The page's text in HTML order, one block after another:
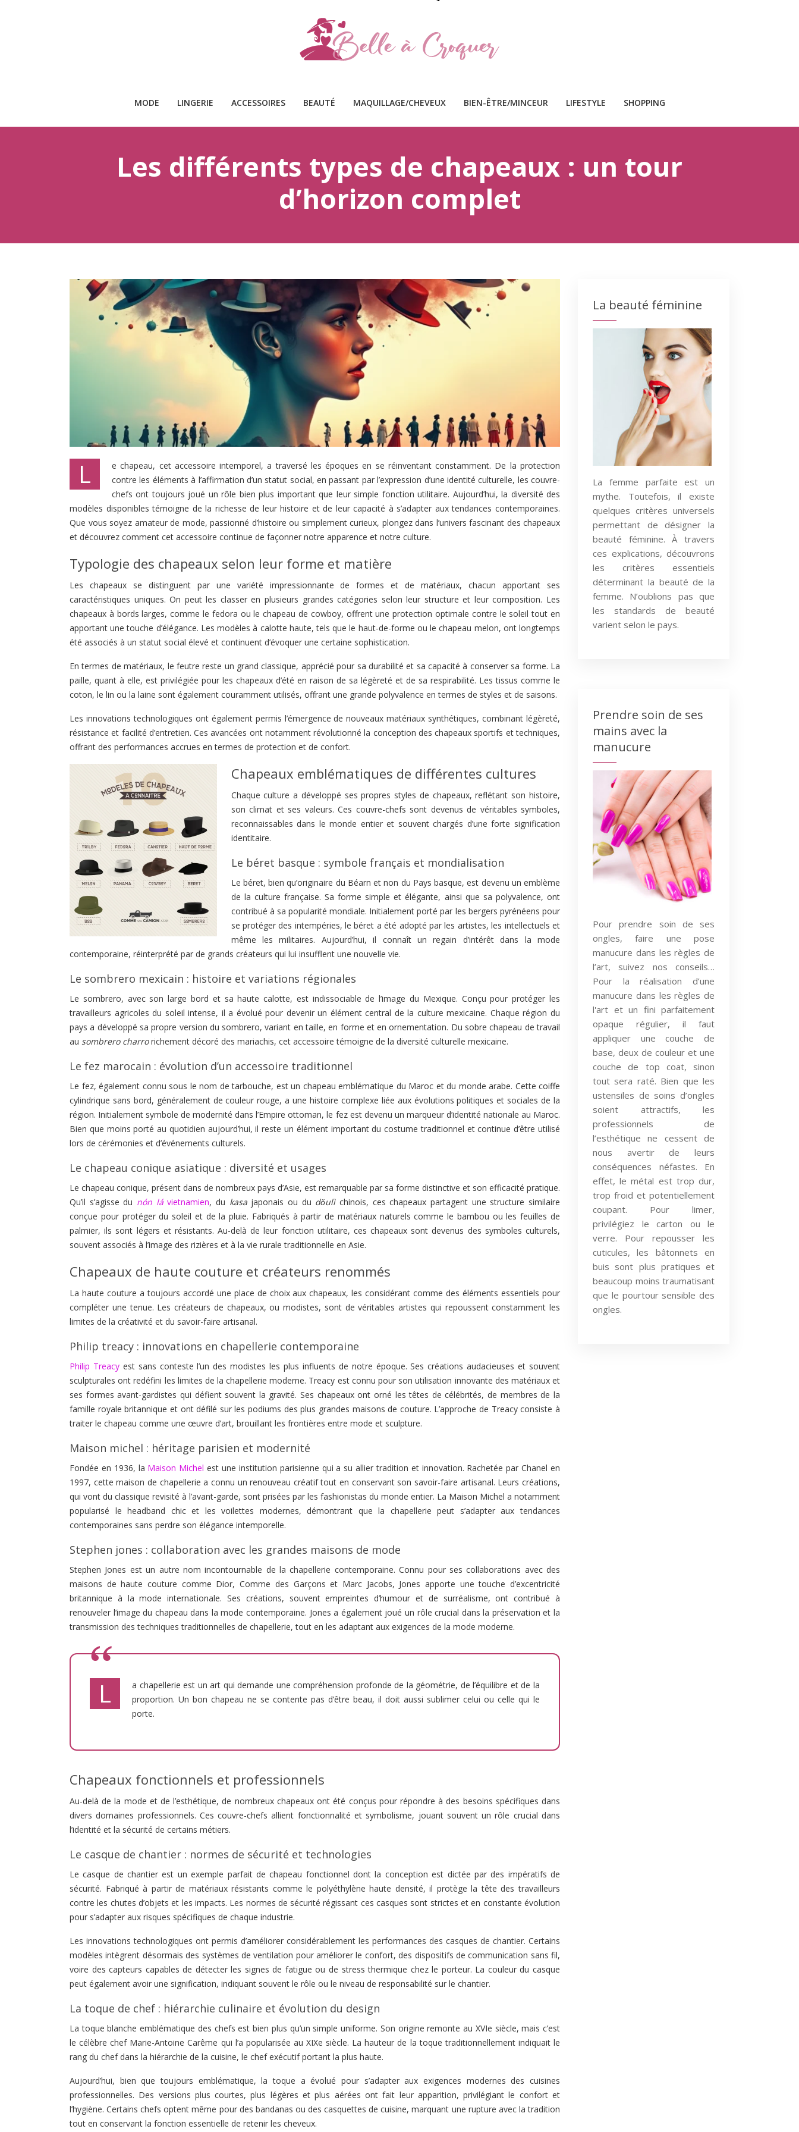
MODE LINGERIE ACCESSOIRES BEAUTÉ MAQUILLAGE/CHEVEUX BIEN-ÊTRE/MINCEUR LIFESTYLE SHOPPING
Les différents types de chapeaux : un tour
d’horizon complet
L
e chapeau, cet accessoire intemporel, a traversé les époques en se réinventant constamment. De la protection
contre les éléments à l’affirmation d’un statut social, en passant par l’expression d’une identité culturelle, les couvre-
chefs ont toujours joué un rôle bien plus important que leur simple fonction utilitaire. Aujourd’hui, la diversité des
modèles disponibles témoigne de la richesse de leur histoire et de leur capacité à s’adapter aux tendances contemporaines.
Que vous soyez amateur de mode, passionné d’histoire ou simplement curieux, plongez dans l’univers fascinant des chapeaux
et découvrez comment cet accessoire continue de façonner notre apparence et notre culture.
Typologie des chapeaux selon leur forme et matière
Les chapeaux se distinguent par une variété impressionnante de formes et de matériaux, chacun apportant ses
caractéristiques uniques. On peut les classer en plusieurs grandes catégories selon leur structure et leur composition. Les
chapeaux à bords larges, comme le fedora ou le chapeau de cowboy, offrent une protection optimale contre le soleil tout en
apportant une touche d’élégance. Les modèles à calotte haute, tels que le haut-de-forme ou le chapeau melon, ont longtemps
été associés à un statut social élevé et continuent d’évoquer une certaine sophistication.
En termes de matériaux, le feutre reste un grand classique, apprécié pour sa durabilité et sa capacité à conserver sa forme. La
paille, quant à elle, est privilégiée pour les chapeaux d’été en raison de sa légèreté et de sa respirabilité. Les tissus comme le
coton, le lin ou la laine sont également couramment utilisés, offrant une grande polyvalence en termes de styles et de saisons.
Les innovations technologiques ont également permis l’émergence de nouveaux matériaux synthétiques, combinant légèreté,
résistance et facilité d’entretien. Ces avancées ont notamment révolutionné la conception des chapeaux sportifs et techniques,
offrant des performances accrues en termes de protection et de confort.
Chapeaux emblématiques de différentes cultures
Chaque culture a développé ses propres styles de chapeaux, reflétant son histoire,
son climat et ses valeurs. Ces couvre-chefs sont devenus de véritables symboles,
reconnaissables dans le monde entier et souvent chargés d’une forte signification
identitaire.
Le béret basque : symbole français et mondialisation
Le béret, bien qu’originaire du Béarn et non du Pays basque, est devenu un emblème
de la culture française. Sa forme simple et élégante, ainsi que sa polyvalence, ont
contribué à sa popularité mondiale. Initialement porté par les bergers pyrénéens pour
se protéger des intempéries, le béret a été adopté par les artistes, les intellectuels et
même les militaires. Aujourd’hui, il connaît un regain d’intérêt dans la mode
contemporaine, réinterprété par de grands créateurs qui lui insufflent une nouvelle vie.
Le sombrero mexicain : histoire et variations régionales
Le sombrero, avec son large bord et sa haute calotte, est indissociable de l’image du Mexique. Conçu pour protéger les
travailleurs agricoles du soleil intense, il a évolué pour devenir un élément central de la culture mexicaine. Chaque région du
pays a développé sa propre version du sombrero, variant en taille, en forme et en ornementation. Du sobre chapeau de travail
au sombrero charrorichement décoré des mariachis, cet accessoire témoigne de la diversité culturelle mexicaine.
Le fez marocain : évolution d’un accessoire traditionnel
Le fez, également connu sous le nom de tarbouche, est un chapeau emblématique du Maroc et du monde arabe. Cette coiffe
cylindrique sans bord, généralement de couleur rouge, a une histoire complexe liée aux évolutions politiques et sociales de la
région. Initialement symbole de modernité dans l’Empire ottoman, le fez est devenu un marqueur d’identité nationale au Maroc.
Bien que moins porté au quotidien aujourd’hui, il reste un élément important du costume traditionnel et continue d’être utilisé
lors de cérémonies et d’événements culturels.
Le chapeau conique asiatique : diversité et usages
Le chapeau conique, présent dans de nombreux pays d’Asie, est remarquable par sa forme distinctive et son efficacité pratique.
Qu’il s’agisse du nón lávietnamien, du kasajaponais ou du dǒulìchinois, ces chapeaux partagent une structure similaire
conçue pour protéger du soleil et de la pluie. Fabriqués à partir de matériaux naturels comme le bambou ou les feuilles de
palmier, ils sont légers et résistants. Au-delà de leur fonction utilitaire, ces chapeaux sont devenus des symboles culturels,
souvent associés à l’image des rizières et à la vie rurale traditionnelle en Asie.
Chapeaux de haute couture et créateurs renommés
La haute couture a toujours accordé une place de choix aux chapeaux, les considérant comme des éléments essentiels pour
compléter une tenue. Les créateurs de chapeaux, ou modistes, sont de véritables artistes qui repoussent constamment les
limites de la créativité et du savoir-faire artisanal.
Philip treacy : innovations en chapellerie contemporaine
Philip Treacyest sans conteste l’un des modistes les plus influents de notre époque. Ses créations audacieuses et souvent
sculpturales ont redéfini les limites de la chapellerie moderne. Treacy est connu pour son utilisation innovante des matériaux et
ses formes avant-gardistes qui défient souvent la gravité. Ses chapeaux ont orné les têtes de célébrités, de membres de la
famille royale britannique et ont défilé sur les podiums des plus grandes maisons de couture. L’approche de Treacy consiste à
traiter le chapeau comme une œuvre d’art, brouillant les frontières entre mode et sculpture.
Maison michel : héritage parisien et modernité
Fondée en 1936, la Maison Michel est une institution parisienne qui a su allier tradition et innovation. Rachetée par Chanel en
1997, cette maison de chapellerie a connu un renouveau créatif tout en conservant son savoir-faire artisanal. Leurs créations,
qui vont du classique revisité à l’avant-garde, sont prisées par les fashionistas du monde entier. La Maison Michel a notamment
popularisé le headband chic et les voilettes modernes, démontrant que la chapellerie peut s’adapter aux tendances
contemporaines sans perdre son élégance intemporelle.
Stephen jones : collaboration avec les grandes maisons de mode
Stephen Jones est un autre nom incontournable de la chapellerie contemporaine. Connu pour ses collaborations avec des
maisons de haute couture comme Dior, Comme des Garçons et Marc Jacobs, Jones apporte une touche d’excentricité
britannique à la mode internationale. Ses créations, souvent empreintes d’humour et de surréalisme, ont contribué à
renouveler l’image du chapeau dans la mode contemporaine. Jones a également joué un rôle crucial dans la préservation et la
transmission des techniques traditionnelles de chapellerie, tout en les adaptant aux exigences de la mode moderne.
L
a chapellerie est un art qui demande une compréhension profonde de la géométrie, de l’équilibre et de la
proportion. Un bon chapeau ne se contente pas d’être beau, il doit aussi sublimer celui ou celle qui le
porte.
Chapeaux fonctionnels et professionnels
Au-delà de la mode et de l’esthétique, de nombreux chapeaux ont été conçus pour répondre à des besoins spécifiques dans
divers domaines professionnels. Ces couvre-chefs allient fonctionnalité et symbolisme, jouant souvent un rôle crucial dans
l’identité et la sécurité de certains métiers.
Le casque de chantier : normes de sécurité et technologies
Le casque de chantier est un exemple parfait de chapeau fonctionnel dont la conception est dictée par des impératifs de
sécurité. Fabriqué à partir de matériaux résistants comme le polyéthylène haute densité, il protège la tête des travailleurs
contre les chutes d’objets et les impacts. Les normes de sécurité régissant ces casques sont strictes et en constante évolution
pour s’adapter aux risques spécifiques de chaque industrie.
Les innovations technologiques ont permis d’améliorer considérablement les performances des casques de chantier. Certains
modèles intègrent désormais des systèmes de ventilation pour améliorer le confort, des dispositifs de communication sans fil,
voire des capteurs capables de détecter les signes de fatigue ou de stress thermique chez le porteur. La couleur du casque
peut également avoir une signification, indiquant souvent le rôle ou le niveau de responsabilité sur le chantier.
La toque de chef : hiérarchie culinaire et évolution du design
La toque blanche emblématique des chefs est bien plus qu’un simple uniforme. Son origine remonte au XVIe siècle, mais c’est
le célèbre chef Marie-Antoine Carême qui l’a popularisée au XIXe siècle. La hauteur de la toque traditionnellement indiquait le
rang du chef dans la hiérarchie de la cuisine, le chef exécutif portant la plus haute.
Aujourd’hui, bien que toujours emblématique, la toque a évolué pour s’adapter aux exigences modernes des cuisines
professionnelles. Des versions plus courtes, plus légères et plus aérées ont fait leur apparition, privilégiant le confort et
l’hygiène. Certains chefs optent même pour des bandanas ou des casquettes de cuisine, marquant une rupture avec la tradition
tout en conservant la fonction essentielle de retenir les cheveux.
La beauté féminine
La femme parfaite est un
mythe. Toutefois, il existe
quelques critères universels
permettant de désigner la
beauté féminine. À travers
ces explications, découvrons
les critères essentiels
déterminant la beauté de la
femme. N’oublions pas que
les standards de beauté
varient selon le pays.
Prendre soin de ses
mains avec la
manucure
Pour prendre soin de ses
ongles, faire une pose
manucure dans les règles de
l’art, suivez nos conseils…
Pour la réalisation d’une
manucure dans les règles de
l'art et un fini parfaitement
opaque régulier, il faut
appliquer une couche de
base, deux de couleur et une
couche de top coat, sinon
tout sera raté. Bien que les
ustensiles de soins d’ongles
soient attractifs, les
professionnels de
l’esthétique ne cessent de
nous avertir de leurs
conséquences néfastes. En
effet, le métal est trop dur,
trop froid et potentiellement
coupant. Pour limer,
privilégiez le carton ou le
verre. Pour repousser les
cuticules, les bâtonnets en
buis sont plus pratiques et
beaucoup moins traumatisant
que le pourtour sensible des
ongles.